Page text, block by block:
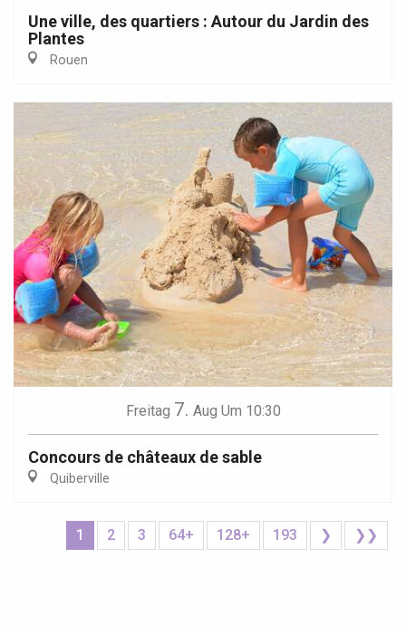
Une ville, des quartiers : Autour du Jardin des
Plantes
Rouen
Freitag 7. Aug Um 10:30
Concours de châteaux de sable
Quiberville
1 2 3 64+ 128+ 193 ❯ ❯❯